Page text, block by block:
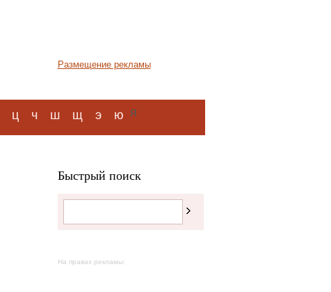
Размещение рекламы
ц ч ш щ э ю я
Быстрый поиск
На правах рекламы: